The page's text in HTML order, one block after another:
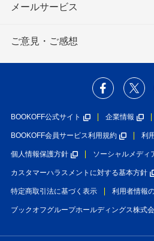
メールサービス
ご意見・ご感想
BOOKOFF公式サイト 企業情報
BOOKOFF会員サービス利用規約 利
個人情報保護方針 ソーシャルメディ
カスタマーハラスメントに対する基本方針
特定商取引法に基づく表示 利用者情報
ブックオフグループホールディングス株式